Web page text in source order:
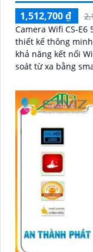
1,512,700 ₫
Camera Wifi CS-
thiết kế thông minh
khả năng kết nối
soát từ xa bằng